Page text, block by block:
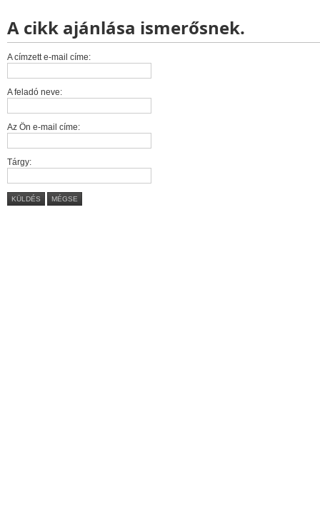
A cikk ajánlása ismerősnek.
A címzett e-mail címe:
A feladó neve:
Az Ön e-mail címe:
Tárgy:
KÜLDÉS MÉGSE